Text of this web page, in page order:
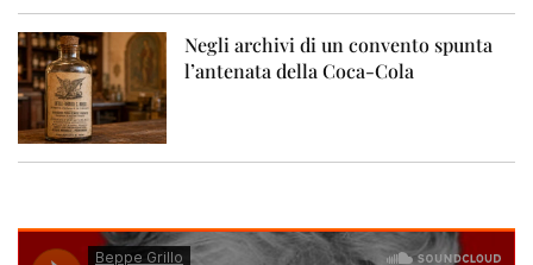
Negli archivi di un convento spunta
l’antenata della Coca-Cola